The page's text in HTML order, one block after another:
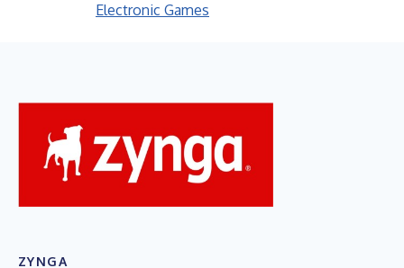
Electronic Games
ZYNGA